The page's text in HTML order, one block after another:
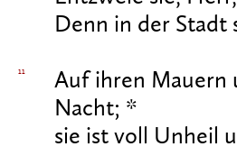
Denn in der Stadt
11
Auf ihren Mauern
Nacht; *
sie ist voll Unheil